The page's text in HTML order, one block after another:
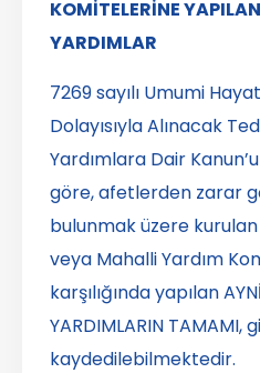
KOMİTELERİNE
YARDIMLAR
7269 sayılı Umumi
Dolayısıyla Alınacak
Yardımlara Dair
göre, afetlerden zarar
bulunmak üzere
veya Mahalli Yardım
karşılığında yapılan
YARDIMLARIN TAMAMI,
kaydedilebilmektedir.